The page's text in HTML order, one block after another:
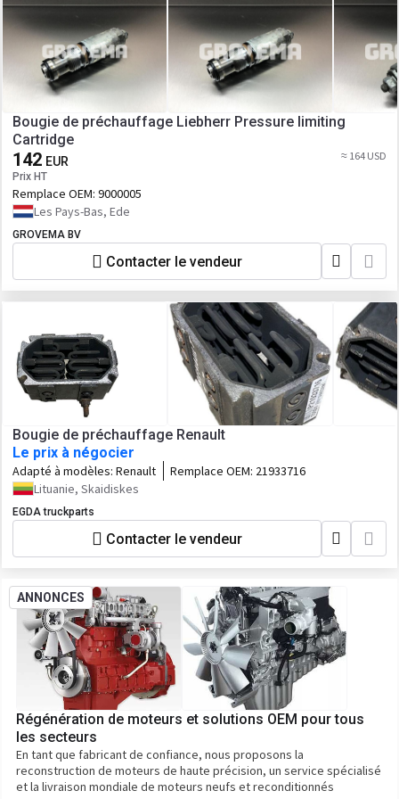
Bougie de préchauffage Liebherr Pressure limiting
Cartridge
142 EUR
Prix HT
≈ 164 USD
Remplace OEM: 9000005
Les Pays-Bas, Ede
GROVEMA BV
Contacter le vendeur
Bougie de préchauffage Renault
Le prix à négocier
Adapté à modèles: Renault Remplace OEM: 21933716
Lituanie, Skaidiskes
EGDA truckparts
Contacter le vendeur
ANNONCES
Régénération de moteurs et solutions OEM pour tous
les secteurs
En tant que fabricant de confiance, nous proposons la
reconstruction de moteurs de haute précision, un service spécialisé
et la livraison mondiale de moteurs neufs et reconditionnés